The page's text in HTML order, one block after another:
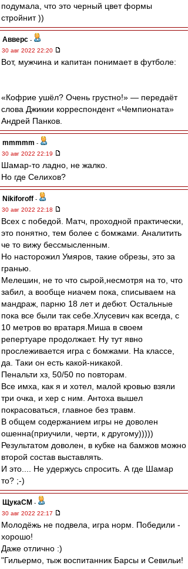
подумала, что это черный цвет формы
стройнит ))
Авверс -
30 авг 2022 22:20
Вот, мужчина и капитан понимает в футболе:
«Кофрие ушёл? Очень грустно!» — передаёт
слова Джикии корреспондент «Чемпионата»
Андрей Панков.
mmmmm -
30 авг 2022 22:19
Шамар-то ладно, не жалко.
Но где Селихов?
Nikiforoff -
30 авг 2022 22:18
Всех с победой. Матч, проходной практически,
это понятно, тем более с бомжами. Аналитить
че то вижу бессмысленным.
Но насторожил Умяров, такие обрезы, это за
гранью.
Мелешин, не то что сырой,несмотря на то, что
забил, а вообще ниачем пока, списываем на
мандраж, парню 18 лет и дебют. Остальные
пока все были так себе.Хлусевич как всегда, с
10 метров во вратаря.Миша в своем
репертуаре продолжает. Ну тут явно
прослеживается игра с бомжами. На классе,
да. Таки он есть какой-никакой.
Пенальти хз, 50/50 по повторам.
Все имха, как я и хотел, малой кровью взяли
три очка, и хер с ним. Антоха вышел
покрасоваться, главное без травм.
В общем содержанием игры не доволен
ошенна(приучили, черти, к другому)))))
Результатом доволен, в кубке на бамжов можно
второй состав выставлять.
И это.... Не удержусь спросить. А где Шамар
то? ;-)
ЩукаСМ -
30 авг 2022 22:17
Молодёжь не подвела, игра норм. Победили -
хорошо!
Даже отлично :)
"Гильермо, тыж воспитанник Барсы и Севильи!